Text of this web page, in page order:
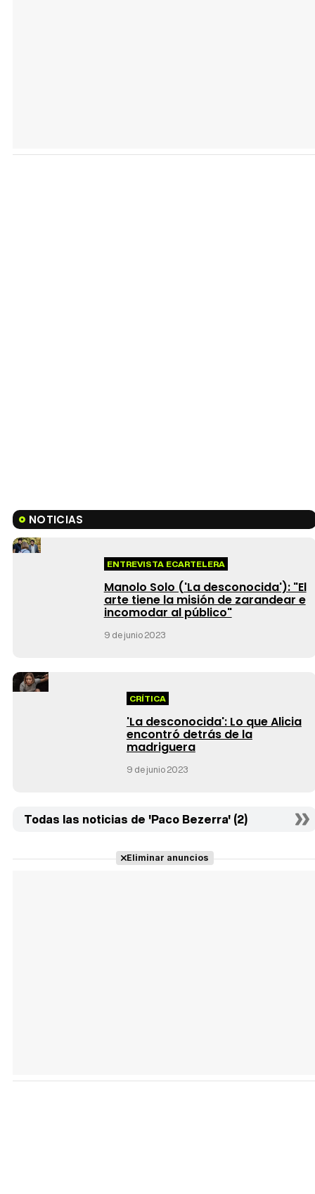
NOTICIAS
ENTREVISTA ECARTELERA
Manolo Solo ('La desconocida'): "El
arte tiene la misión de zarandear e
incomodar al público"
9 de junio 2023
CRÍTICA
'La desconocida': Lo que Alicia
encontró detrás de la
madriguera
9 de junio 2023
Todas las noticias de 'Paco Bezerra' (2)
Eliminar anuncios